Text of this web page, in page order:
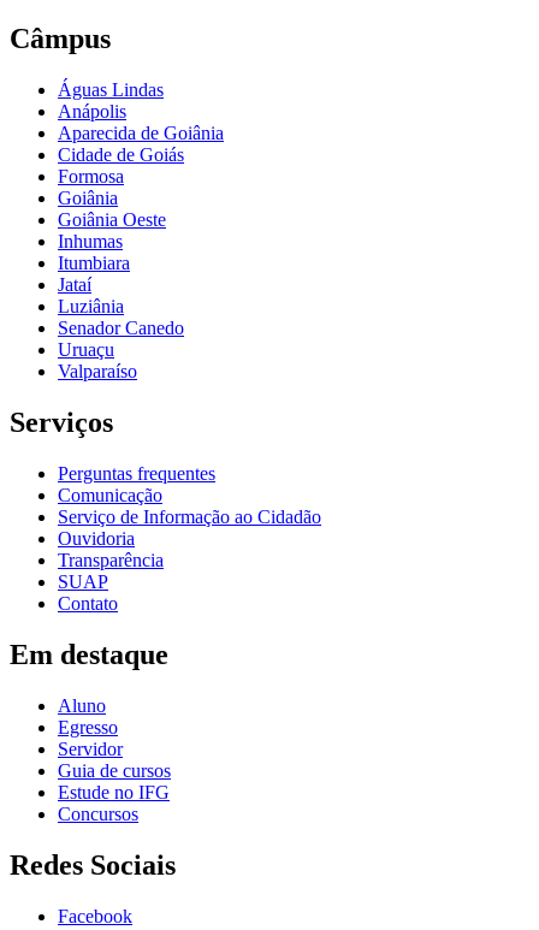
Câmpus
Águas Lindas
Anápolis
Aparecida de Goiânia
Cidade de Goiás
Formosa
Goiânia
Goiânia Oeste
Inhumas
Itumbiara
Jataí
Luziânia
Senador Canedo
Uruaçu
Valparaíso
Serviços
Perguntas frequentes
Comunicação
Serviço de Informação ao Cidadão
Ouvidoria
Transparência
SUAP
Contato
Em destaque
Aluno
Egresso
Servidor
Guia de cursos
Estude no IFG
Concursos
Redes Sociais
Facebook